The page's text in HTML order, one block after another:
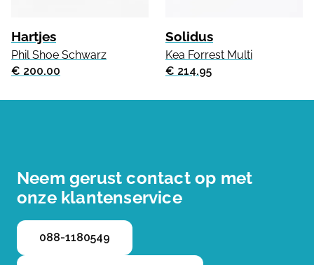
Hartjes
Phil Shoe Schwarz
€ 200.00
Solidus
Kea Forrest Multi
€ 214.95
Neem gerust contact op met
onze klantenservice
088-1180549